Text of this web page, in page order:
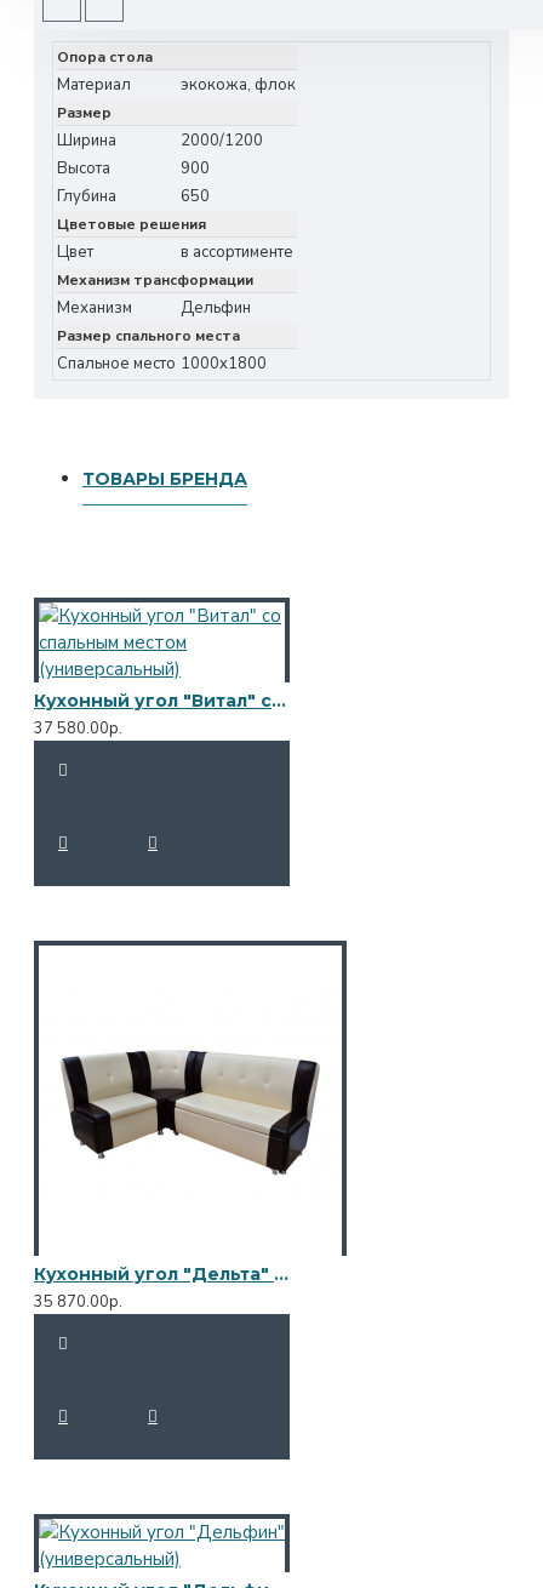
Материал каркаса: хвойные породы
древесины, ламинированное дсп,
многослойная берёзовая фанера, ДВП.
Механизм трансформации: Дельфин
Обивка – экокожа, флок
Высококачественная фурнитура
Опора стола
Материал экокожа, флок
Размер
Ширина
2000/1200
Высота
900
Глубина
650
Цветовые решения
Цвет в ассортименте
Механизм трансформации
Механизм Дельфин
Размер спального места
Спальное место 1000х1800
ТОВАРЫ БРЕНДА
Кухонный угол "Витал" со спальным местом (универсальный)
37 580.00р.
Кухонный угол "Дельта" со спальным местом (универсальный)
35 870.00р.